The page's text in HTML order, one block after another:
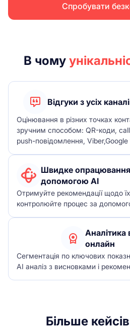
Спробувати
В чому
Відгуки з усіх
Оцінювання в різних точках
зручним способом: QR-коди,
push-повідомлення, Viber,Google
Швидке опрацювання
допомогою AI
Отримуйте рекомендації щодо
контролюйте процес за
Аналітика
онлайн
Сегментація по ключових
АІ аналіз з висновками і
Більше кейсів